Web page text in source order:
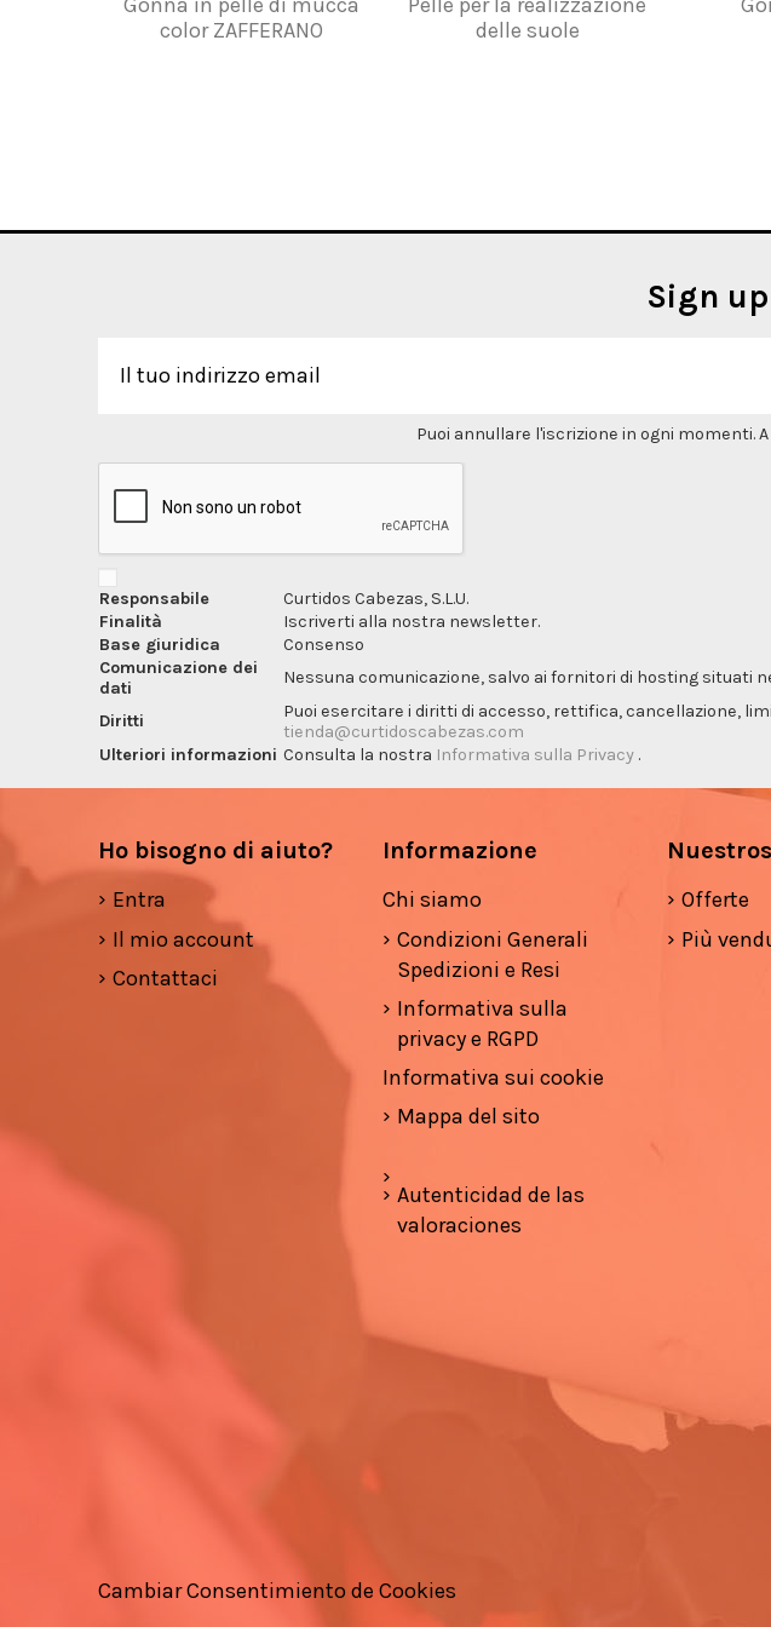
color ZAFFERANO
delle suole
Sign
Puoi annullare l'iscrizione in ogni momenti.
Responsabile
Curtidos Cabezas, S.L.U.
Finalità
Iscriverti alla nostra newsletter.
Base giuridica
Consenso
Comunicazione dei
dati
Nessuna comunicazione, salvo ai fornitori di hosting situati
Diritti
Puoi esercitare i diritti di accesso, rettifica, cancellazione,
tienda@curtidoscabezas.com
Ulteriori informazioni Consulta la nostra Informativa sulla Privacy .
Ho bisogno di aiuto?
Entra
Il mio account
Contattaci
Informazione
Chi siamo
Condizioni Generali
Spedizioni e Resi
Informativa sulla
privacy e RGPD
Informativa sui cookie
Mappa del sito
Autenticidad de las
valoraciones
Offerte
Più
Cambiar Consentimiento de Cookies